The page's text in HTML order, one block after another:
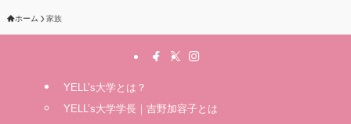
ホーム 家族
YELL’s大学とは？
YELL’s大学学長｜吉野加容子とは